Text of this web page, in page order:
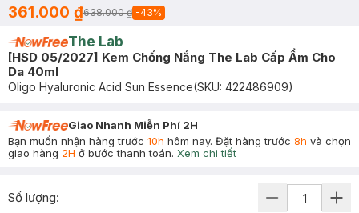
361.000 ₫638.000 ₫ -43%
The Lab
[HSD 05/2027] Kem Chống Nắng The Lab Cấp Ẩm Cho
Da 40ml
Oligo Hyaluronic Acid Sun Essence(SKU: 422486909)
Giao Nhanh Miễn Phí 2H
Bạn muốn nhận hàng trước 10h hôm nay. Đặt hàng trước 8h và chọn
giao hàng 2H ở bước thanh toán. Xem chi tiết
Số lượng: